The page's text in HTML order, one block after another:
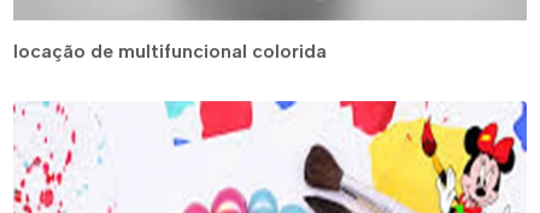
locação de multifuncional colorida